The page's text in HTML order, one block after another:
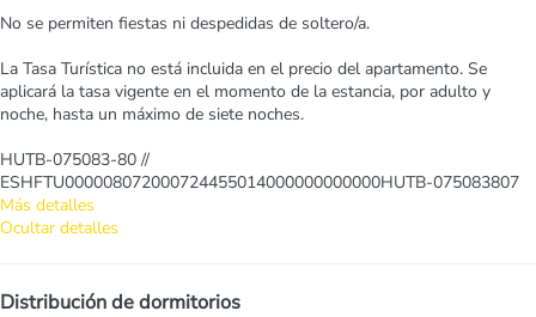
No se permiten fiestas ni despedidas de soltero/a.
La Tasa Turística no está incluida en el precio del apartamento. Se
aplicará la tasa vigente en el momento de la estancia, por adulto y
noche, hasta un máximo de siete noches.
HUTB-075083-80 //
ESHFTU000008072000724455014000000000000HUTB-075083807
Más detalles
Ocultar detalles
Distribución de dormitorios